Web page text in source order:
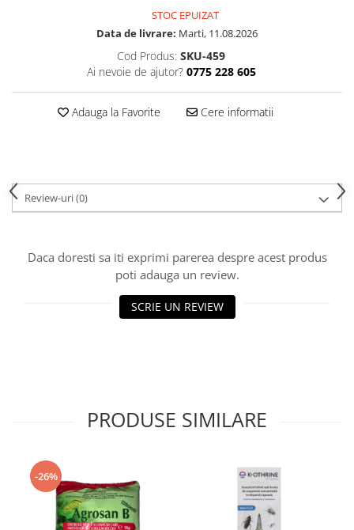
STOC EPUIZAT
Data de livrare: Marti, 11.08.2026
Cod Produs: SKU-459
Ai nevoie de ajutor? 0775 228 605
Adauga la Favorite Cere informatii
Review-uri(0)
Daca doresti sa iti exprimi parerea despre acest produs
poti adauga un review.
SCRIE UN REVIEW
PRODUSE SIMILARE
-26%